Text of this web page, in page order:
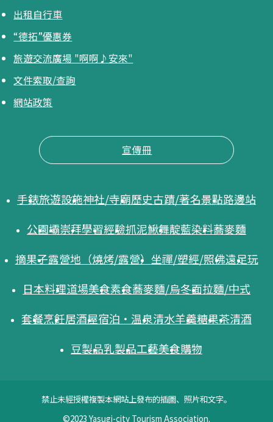
出租自行車
“德拓”優惠券
旅遊交流廣場 "啊啊♪安來"
文件索取/查詢
網站政策
宣傳冊
手錶旅遊設施神社/寺廟歷史古蹟/著名景點路邊站
公園壩崇拜學習經驗抓泥鰍舞靛藍染料蕎麥麵
摘果子露營地（燒烤/露營） 坐禪/塑經/照佛遠足玩
日本料理道場美食素食蕎麥麵/烏冬面拉麵/中式
套餐烹飪居酒屋宿泊・温泉清水羊羹糖果茶清酒
豆製品乳製品工藝美食購物
禁止未經授權複製本網站上發布的插圖、照片和文字。
©2023 Yasugi-city Tourism Association.